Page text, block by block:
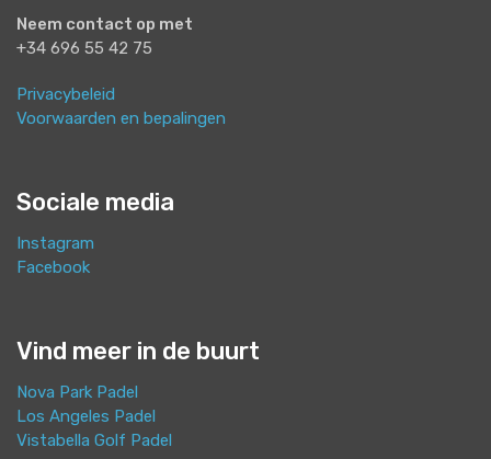
Neem contact op met
+34 696 55 42 75
Privacybeleid
Voorwaarden en bepalingen
Sociale media
Instagram
Facebook
Vind meer in de buurt
Nova Park Padel
Los Angeles Padel
Vistabella Golf Padel